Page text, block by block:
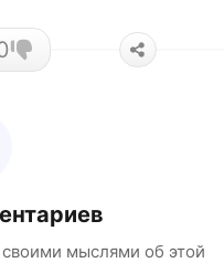
мыслями об этой